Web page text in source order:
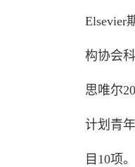
Elsevier
构协会
思唯尔
计划青
目 10项